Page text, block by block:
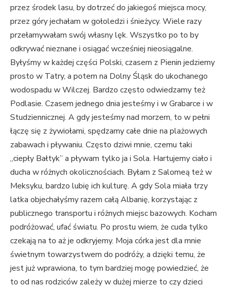
przez środek lasu, by dotrzeć do jakiegoś miejsca mocy,
przez góry jechałam w gołoledzi i śnieżycy. Wiele razy
przełamywałam swój własny lęk. Wszystko po to by
odkrywać nieznane i osiągać wcześniej nieosiągalne.
Byłyśmy w każdej części Polski, czasem z Pienin jedziemy
prosto w Tatry, a potem na Dolny Śląsk do ukochanego
wodospadu w Wilczej. Bardzo często odwiedzamy też
Podlasie. Czasem jednego dnia jesteśmy i w Grabarce i w
Studziennicznej. A gdy jesteśmy nad morzem, to w pełni
łączę się z żywiołami, spędzamy całe dnie na plażowych
zabawach i pływaniu. Często dziwi mnie, czemu taki
„ciepły Bałtyk” a pływam tylko ja i Sola. Hartujemy ciało i
ducha w różnych okolicznościach. Byłam z Salomeą też w
Meksyku, bardzo lubię ich kulturę. A gdy Sola miała trzy
latka objechałyśmy razem całą Albanię, korzystając z
publicznego transportu i różnych miejsc bazowych. Kocham
podróżować, ufać światu. Po prostu wiem, że cuda tylko
czekają na to aż je odkryjemy. Moja córka jest dla mnie
świetnym towarzystwem do podróży, a dzięki temu, że
jest już wprawiona, to tym bardziej mogę powiedzieć, że
to od nas rodziców zależy w dużej mierze to czy dzieci